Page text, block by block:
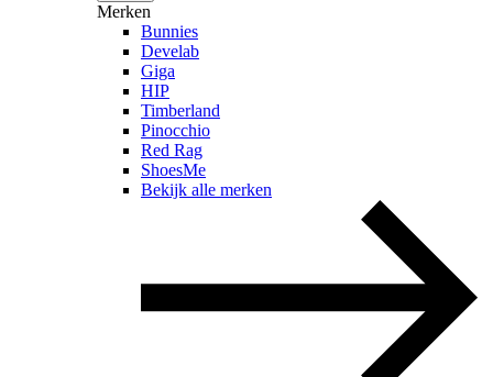
Merken
Bunnies
Develab
Giga
HIP
Timberland
Pinocchio
Red Rag
ShoesMe
Bekijk alle merken